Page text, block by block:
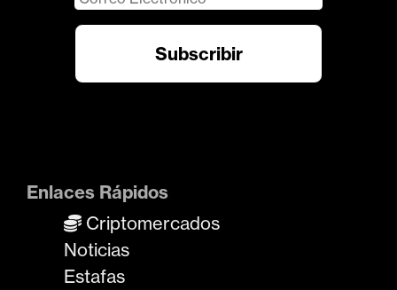
Enlaces Rápidos
Criptomercados
Noticias
Estafas